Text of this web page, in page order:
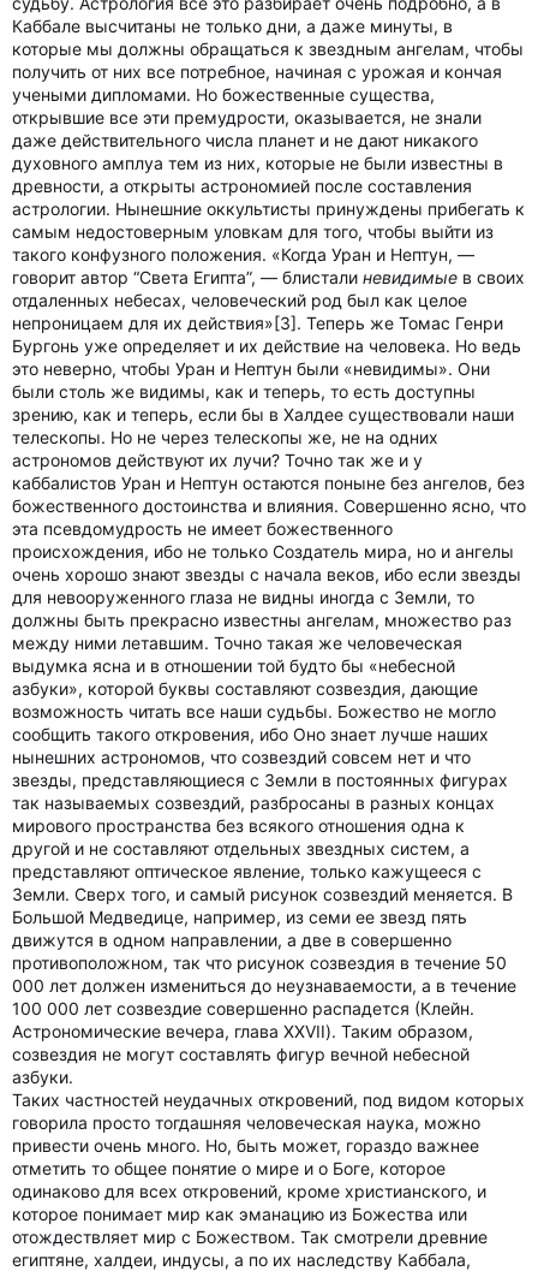
Каббале высчитаны не только дни, а даже минуты, в
которые мы должны обращаться к звездным ангелам, чтобы
получить от них все потребное, начиная с урожая и кончая
учеными дипломами. Но божественные существа,
открывшие все эти премудрости, оказывается, не знали
даже действительного числа планет и не дают никакого
духовного амплуа тем из них, которые не были известны в
древности, а открыты астрономией после составления
астрологии. Нынешние оккультисты принуждены прибегать к
самым недостоверным уловкам для того, чтобы выйти из
такого конфузного положения. «Когда Уран и Нептун, —
говорит автор “Света Египта”, — блистали невидимые в своих
отдаленных небесах, человеческий род был как целое
непроницаем для их действия»[3]. Теперь же Томас Генри
Бургонь уже определяет и их действие на человека. Но ведь
это неверно, чтобы Уран и Нептун были «невидимы». Они
были столь же видимы, как и теперь, то есть доступны
зрению, как и теперь, если бы в Халдее существовали наши
телескопы. Но не через телескопы же, не на одних
астрономов действуют их лучи? Точно так же и у
каббалистов Уран и Нептун остаются поныне без ангелов, без
божественного достоинства и влияния. Совершенно ясно, что
эта псевдомудрость не имеет божественного
происхождения, ибо не только Создатель мира, но и ангелы
очень хорошо знают звезды с начала веков, ибо если звезды
для невооруженного глаза не видны иногда с Земли, то
должны быть прекрасно известны ангелам, множество раз
между ними летавшим. Точно такая же человеческая
выдумка ясна и в отношении той будто бы «небесной
азбуки», которой буквы составляют созвездия, дающие
возможность читать все наши судьбы. Божество не могло
сообщить такого откровения, ибо Оно знает лучше наших
нынешних астрономов, что созвездий совсем нет и что
звезды, представляющиеся с Земли в постоянных фигурах
так называемых созвездий, разбросаны в разных концах
мирового пространства без всякого отношения одна к
другой и не составляют отдельных звездных систем, а
представляют оптическое явление, только кажущееся с
Земли. Сверх того, и самый рисунок созвездий меняется. В
Большой Медведице, например, из семи ее звезд пять
движутся в одном направлении, а две в совершенно
противоположном, так что рисунок созвездия в течение 50
000 лет должен измениться до неузнаваемости, а в течение
100 000 лет созвездие совершенно распадется (Клейн.
Астрономические вечера, глава XXVII). Таким образом,
созвездия не могут составлять фигур вечной небесной
азбуки.
Таких частностей неудачных откровений, под видом которых
говорила просто тогдашняя человеческая наука, можно
привести очень много. Но, быть может, гораздо важнее
отметить то общее понятие о мире и о Боге, которое
одинаково для всех откровений, кроме христианского, и
которое понимает мир как эманацию из Божества или
отождествляет мир с Божеством. Так смотрели древние
египтяне, халдеи, индусы, а по их наследству Каббала,